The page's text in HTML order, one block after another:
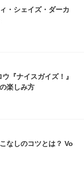
・シェイズ・ダーカ
『ナイスガイズ！』
楽しみ方
なしのコツとは？ Vo